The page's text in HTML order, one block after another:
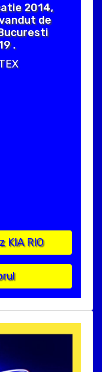
2014,
de
.
KIA RIO